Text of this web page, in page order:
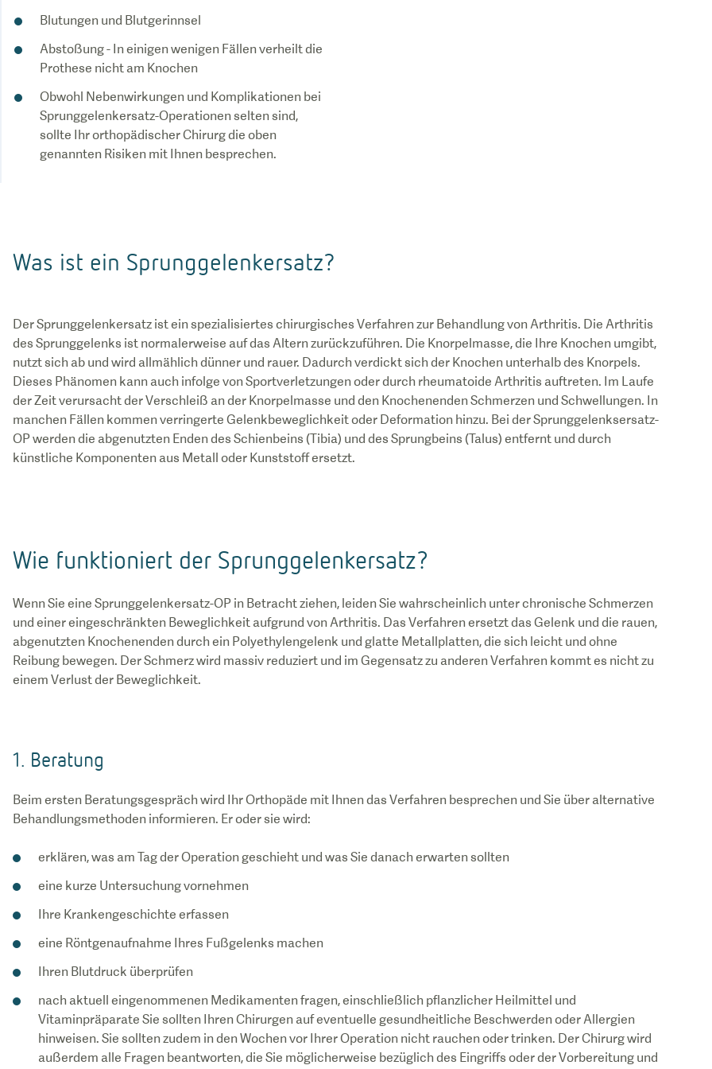
Blutungen und Blutgerinnsel
Abstoßung - In einigen wenigen Fällen verheilt die
Prothese nicht am Knochen
Obwohl Nebenwirkungen und Komplikationen bei
Sprunggelenkersatz-Operationen selten sind,
sollte Ihr orthopädischer Chirurg die oben
genannten Risiken mit Ihnen besprechen.
Was ist ein Sprunggelenkersatz?
Der Sprunggelenkersatz ist ein spezialisiertes chirurgisches Verfahren zur Behandlung von Arthritis. Die Arthritis
des Sprunggelenks ist normalerweise auf das Altern zurückzuführen. Die Knorpelmasse, die Ihre Knochen umgibt,
nutzt sich ab und wird allmählich dünner und rauer. Dadurch verdickt sich der Knochen unterhalb des Knorpels.
Dieses Phänomen kann auch infolge von Sportverletzungen oder durch rheumatoide Arthritis auftreten. Im Laufe
der Zeit verursacht der Verschleiß an der Knorpelmasse und den Knochenenden Schmerzen und Schwellungen. In
manchen Fällen kommen verringerte Gelenkbeweglichkeit oder Deformation hinzu. Bei der Sprunggelenksersatz-
OP werden die abgenutzten Enden des Schienbeins (Tibia) und des Sprungbeins (Talus) entfernt und durch
künstliche Komponenten aus Metall oder Kunststoff ersetzt.
Wie funktioniert der Sprunggelenkersatz?
Wenn Sie eine Sprunggelenkersatz-OP in Betracht ziehen, leiden Sie wahrscheinlich unter chronische Schmerzen
und einer eingeschränkten Beweglichkeit aufgrund von Arthritis. Das Verfahren ersetzt das Gelenk und die rauen,
abgenutzten Knochenenden durch ein Polyethylengelenk und glatte Metallplatten, die sich leicht und ohne
Reibung bewegen. Der Schmerz wird massiv reduziert und im Gegensatz zu anderen Verfahren kommt es nicht zu
einem Verlust der Beweglichkeit.
1. Beratung
Beim ersten Beratungsgespräch wird Ihr Orthopäde mit Ihnen das Verfahren besprechen und Sie über alternative
Behandlungsmethoden informieren. Er oder sie wird:
erklären, was am Tag der Operation geschieht und was Sie danach erwarten sollten
eine kurze Untersuchung vornehmen
Ihre Krankengeschichte erfassen
eine Röntgenaufnahme Ihres Fußgelenks machen
Ihren Blutdruck überprüfen
nach aktuell eingenommenen Medikamenten fragen, einschließlich pflanzlicher Heilmittel und
Vitaminpräparate Sie sollten Ihren Chirurgen auf eventuelle gesundheitliche Beschwerden oder Allergien
hinweisen. Sie sollten zudem in den Wochen vor Ihrer Operation nicht rauchen oder trinken. Der Chirurg wird
außerdem alle Fragen beantworten, die Sie möglicherweise bezüglich des Eingriffs oder der Vorbereitung und